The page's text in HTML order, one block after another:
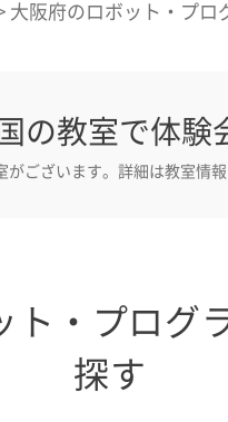
大阪府のロボット・プロ
の教室で体験
がございます。詳細は教室情
ト・プログ
探す